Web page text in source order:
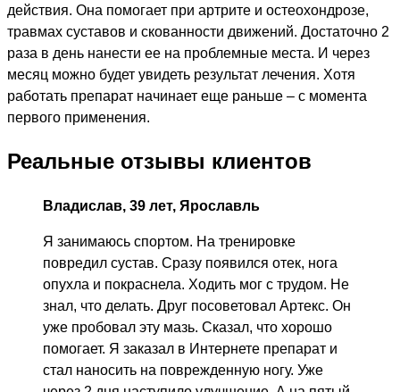
действия. Она помогает при артрите и остеохондрозе,
травмах суставов и скованности движений. Достаточно 2
раза в день нанести ее на проблемные места. И через
месяц можно будет увидеть результат лечения. Хотя
работать препарат начинает еще раньше – с момента
первого применения.
Реальные отзывы клиентов
Владислав, 39 лет, Ярославль
Я занимаюсь спортом. На тренировке
повредил сустав. Сразу появился отек, нога
опухла и покраснела. Ходить мог с трудом. Не
знал, что делать. Друг посоветовал Артекс. Он
уже пробовал эту мазь. Сказал, что хорошо
помогает. Я заказал в Интернете препарат и
стал наносить на поврежденную ногу. Уже